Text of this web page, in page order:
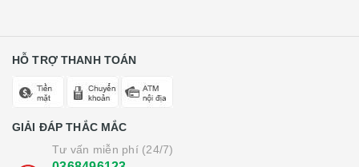
HỖ TRỢ THANH TOÁN
GIẢI ĐÁP THẮC MẮC
Tư vấn miễn phí (24/7)